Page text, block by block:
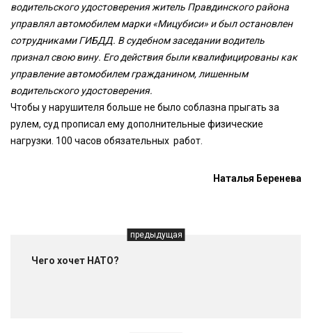
водительского удостоверения житель Правдинского района
управлял автомобилем марки «Мицубиси» и был остановлен
сотрудниками ГИБДД. В судебном заседании водитель
признал свою вину. Его действия были квалифицированы как
управление автомобилем гражданином, лишенным
водительского удостоверения.
Чтобы у нарушителя больше не было соблазна прыгать за
рулем, суд прописал ему дополнительные физические
нагрузки. 100 часов обязательных работ.
Наталья Беренева
предыдущая
Чего хочет НАТО?